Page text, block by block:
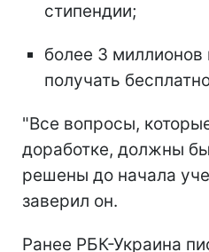
стипендии;
более 3
получать
"Все вопросы,
доработке, должны
решены до начала
заверил он.
Ранее РБК-Украина